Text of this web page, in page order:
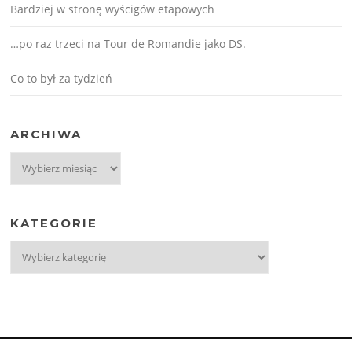
Bardziej w stronę wyścigów etapowych
…po raz trzeci na Tour de Romandie jako DS.
Co to był za tydzień
ARCHIWA
KATEGORIE